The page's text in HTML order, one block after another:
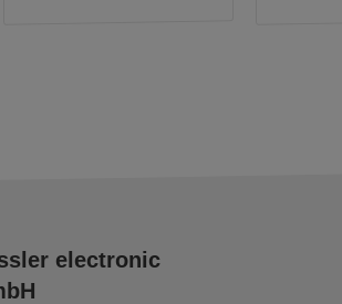
electronic